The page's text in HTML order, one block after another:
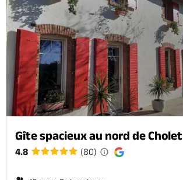
Gîte spacieux au nord de Cholet
4.8 (80)